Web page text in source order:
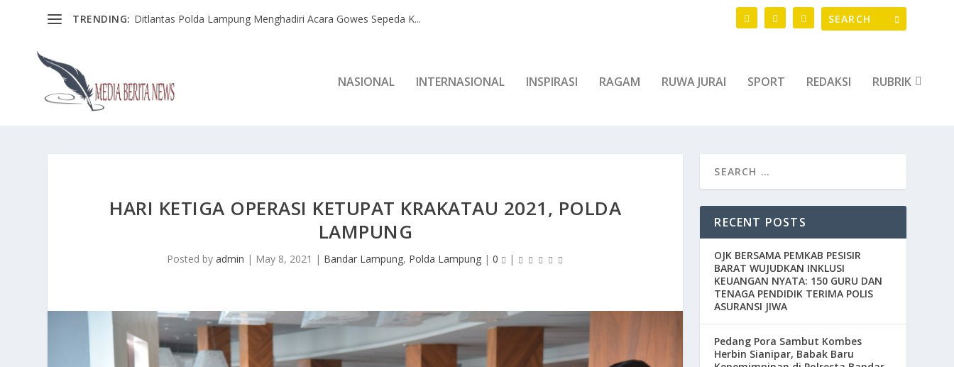
TRENDING: Ditlantas Polda Lampung Menghadiri Acara Gowes Sepeda K...
NASIONAL INTERNASIONAL INSPIRASI RAGAM RUWA JURAI SPORT REDAKSI RUBRIK
HARI KETIGA OPERASI KETUPAT KRAKATAU 2021, POLDA
LAMPUNG
Posted by admin | May 8, 2021 | Bandar Lampung, Polda Lampung| 0 |
RECENT POSTS
OJK BERSAMA PEMKAB PESISIR
BARAT WUJUDKAN INKLUSI
KEUANGAN NYATA: 150 GURU DAN
TENAGA PENDIDIK TERIMA POLIS
ASURANSI JIWA
Pedang Pora Sambut Kombes
Herbin Sianipar, Babak Baru